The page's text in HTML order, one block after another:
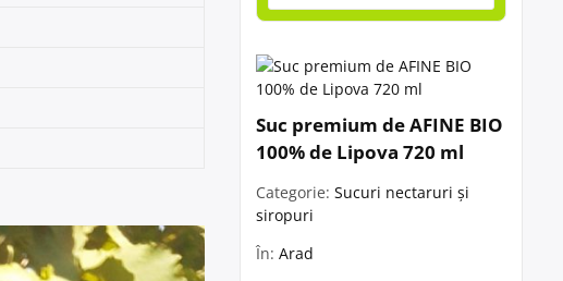
Suc premium de AFINE BIO
100% de Lipova 720 ml
Categorie: Sucuri nectaruri și
siropuri
În: Arad